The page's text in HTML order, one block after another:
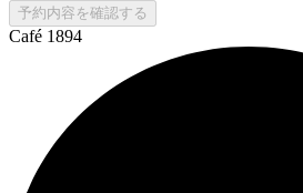
予約内容を確認する
Café 1894